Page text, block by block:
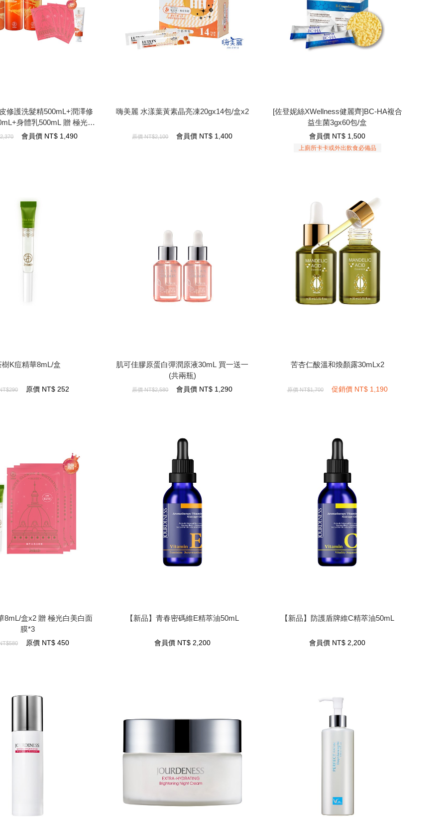
修護洗髮精500mL+潤澤修
身體乳500mL 贈 極光白
*5+龍血修護牙膏120g
會員價 NT$ 1,490
*5+龍血修護牙膏120g
嗨美麗 水漾葉黃素晶亮凍20gx14包/盒x2
原價NT$2,100 會員價 NT$ 1,400
[佐登妮絲XWellness健麗齊]BC-HA複合
益生菌3gx60包/盒
會員價 NT$ 1,500
上廁所卡卡或外出飲食必備品
會員價
NT$
1,500
樹K痘精華8mL/盒
原價NT$ 252
肌可佳膠原蛋白彈潤原液30mL 買一送一
(共兩瓶)
原價NT$2,580 會員價 NT$ 1,290
會員價
NT$
1,290
苦杏仁酸溫和煥顏露30mLx2
原價NT$1,700 促銷價NT$ 1,190
8mL/盒x2 贈 極光白美白面
膜*3
原價NT$ 450
原價
NT$
450
【新品】青春密碼維E精萃油50mL
會員價NT$ 2,200
【新品】防護盾牌維C精萃油50mL
會員價 NT$ 2,200